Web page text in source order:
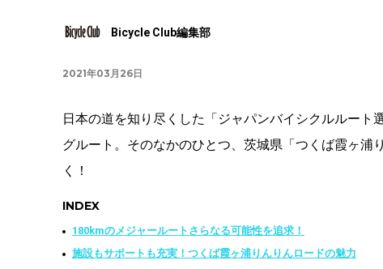
Bicycle Club編集部
2021年03月26日
日本の道を知り尽くした「ジャパンバイシクルルー
グルート。そのなかのひとつ、茨城県「つくば霞ヶ
く！
INDEX
180kmのメジャールートさらなる可能性を追求！
施設もサポートも充実！つくば霞ヶ浦りんりんロードの魅力